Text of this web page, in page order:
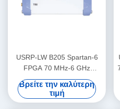
USRP-LW B205 Spartan-6
FPGA 70 MHz-6 GHz
Περιοχή συχνοτήτων, 56
MHz εύρος ζώνης 1T1R
USRP SDR
Βρείτε την καλύτερη
τιμή